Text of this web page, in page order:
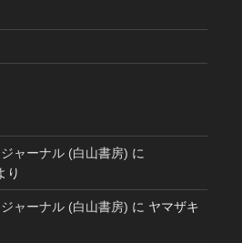
ャーナル (白山書房) に
り
ャーナル (白山書房) に ヤマザキ